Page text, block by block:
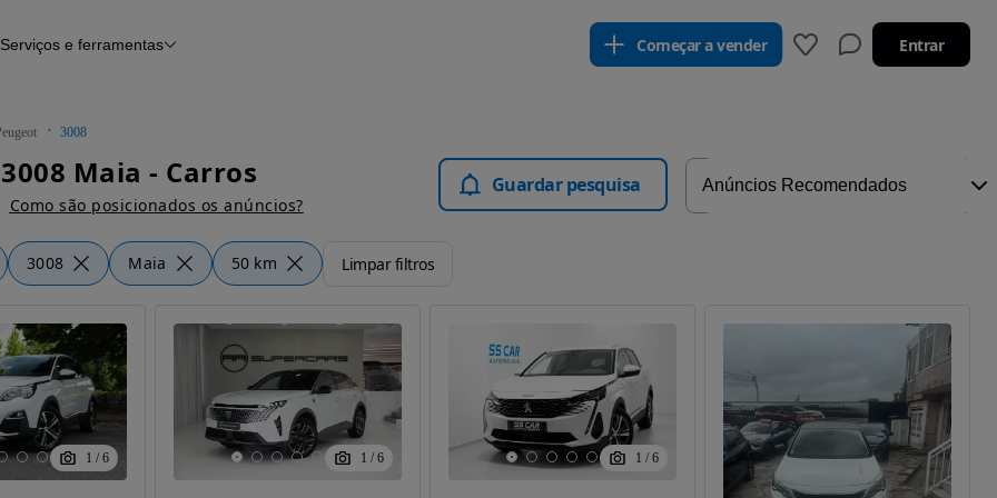
Histórico do veículo
Serviços e ferramentas Começar a vender Entrar
3008
Maia - Carros
Como são posicionados os anúncios?
Guardar pesquisa
3008 Maia 50 km Limpar filtros
1 / 6 1 / 6 1 / 6